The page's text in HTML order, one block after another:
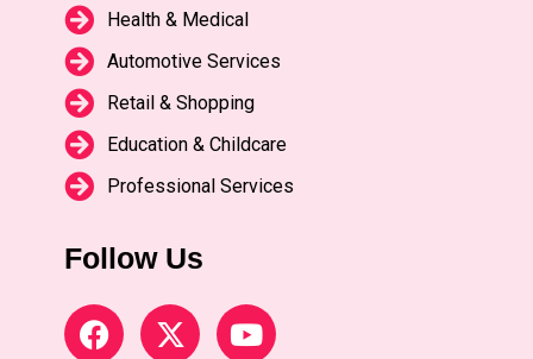
Health & Medical
Automotive Services
Retail & Shopping
Education & Childcare
Professional Services
Follow Us